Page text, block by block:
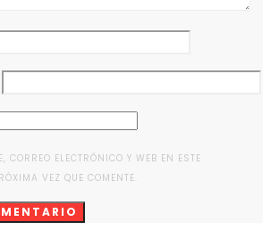
ELECTRÓNICO Y WEB EN ESTE
VEZ QUE COMENTE.